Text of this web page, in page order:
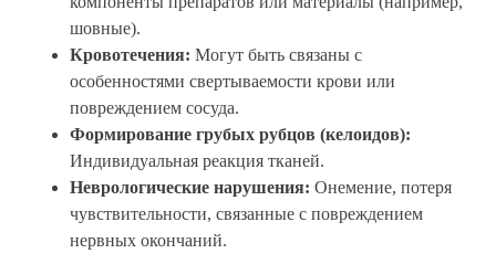
шовные).
Кровотечения: Могут быть связаны с
особенностями свертываемости крови или
повреждением сосуда.
Формирование грубых рубцов (келоидов):
Индивидуальная реакция тканей.
Неврологические нарушения: Онемение, потеря
чувствительности, связанные с повреждением
нервных окончаний.